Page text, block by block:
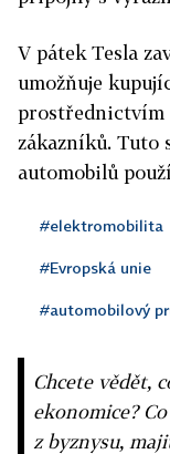
V pátek Tesla
umožňuje
prostřednictvím
zákazníků.
automobilů
#elektromobilita
#Evropská unie
#automobilový
Chcete vědět,
ekonomice?
z byznysu,